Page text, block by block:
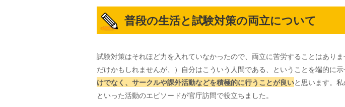
普段の生活と試験対策の両立について
試験対策はそれほど力を入れていなかったので、両立に苦労することはあり
だけかもしれませんが、）自分はこういう人間である、ということを端的に
けでなく、サークルや課外活動などを積極的に行うことが良いと思います。
といった活動のエピソードが官庁訪問で役立ちました。